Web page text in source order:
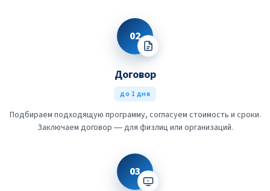
02
Договор
до 1 дня
Подбираем подходящую программу, согласуем стоимость и сроки.
Заключаем договор — для физлиц или организаций.
03